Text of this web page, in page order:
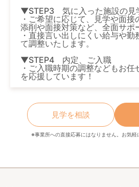
▼STEP3 気に入った施設の見
・ご希望に応じて、見学や面
添削や面接対策など、全面サポ
・直接言い出しにくい給与や
て調整いたします。
▼STEP4 内定、ご入職
・ご入職時期の調整などもお
を応援しています！
見学を相談
※事業所への直接応募にはなりません。お気軽